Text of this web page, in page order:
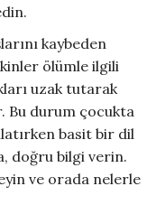
kaybeden
ölümle ilgili
uzak tutarak
Bu durum çocukta
basit bir dil
doğru bilgi verin.
ve orada nelerle